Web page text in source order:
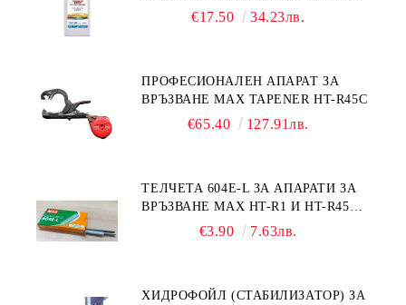
30 HONDA MARINE 08221-999-
€17.50 34.23лв.
ПРОФЕСИОНАЛЕН АПАРАТ ЗА
ВРЪЗВАНЕ MAX TAPENER HT-R45C
€65.40 127.91лв.
ТЕЛЧЕТА 604E-L ЗА АПАРАТИ ЗА
ВРЪЗВАНЕ MAX HT-R1 И HT-R45C
€3.90 7.63лв.
ХИДРОФОЙЛ (СТАБИЛИЗАТОР) ЗА